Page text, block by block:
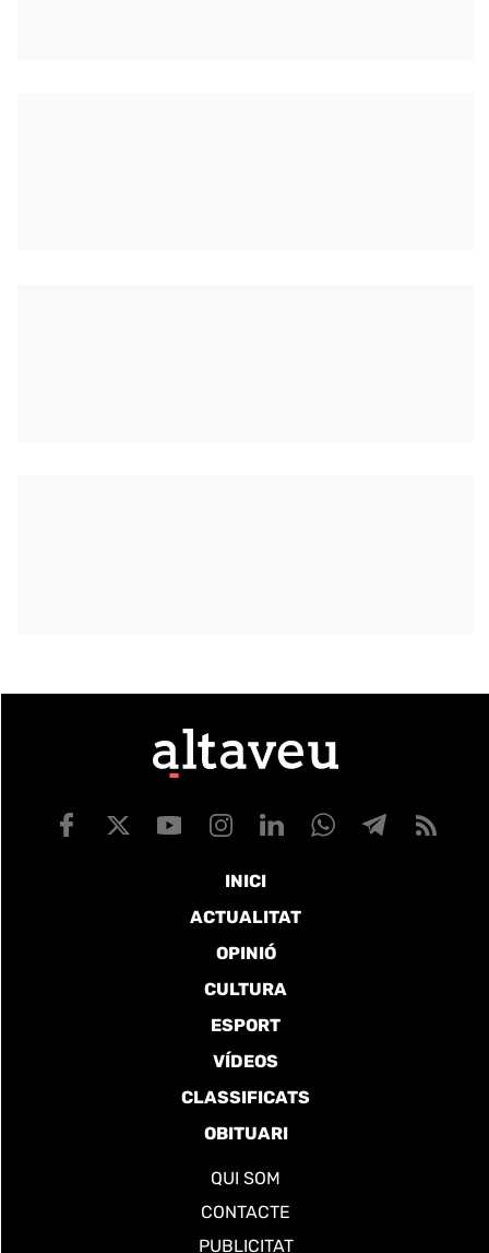
INICI
ACTUALITAT
OPINIÓ
CULTURA
ESPORT
VÍDEOS
CLASSIFICATS
OBITUARI
QUI SOM
CONTACTE
PUBLICITAT